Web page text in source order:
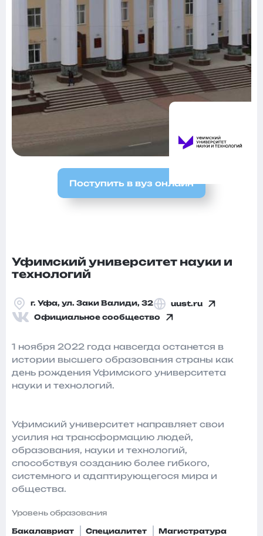
Поступить в вуз онлайн
Уфимский университет науки и
технологий
г. Уфа, ул. Заки Валиди, 32
uust.ru
Официальное сообщество
1 ноября 2022 года навсегда останется в
истории высшего образования страны как
день рождения Уфимского университета
науки и технологий.
Уфимский университет направляет свои
усилия на трансформацию людей,
образования, науки и технологий,
способствуя созданию более гибкого,
системного и адаптирующегося мира и
общества.
Уровень образования
Бакалавриат Специалитет
Магистратура